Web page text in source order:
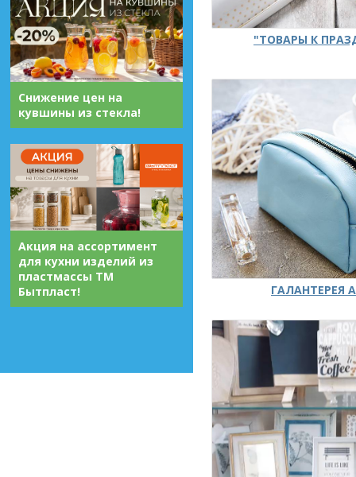
Снижение цен на
кувшины из стекла!
Акция на ассортимент
для кухни изделий из
пластмассы ТМ
Бытпласт!
"ТОВАРЫ К
ГАЛАНТЕРЕЯ